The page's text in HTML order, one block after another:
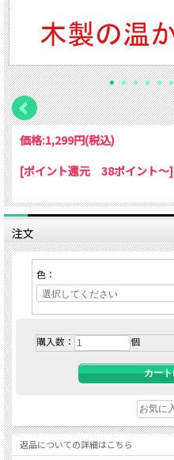
価格:1,299円(税込)
[ポイント還元 38ポイント～]
注文
色：
購入数： 個
返品についての詳細はこちら